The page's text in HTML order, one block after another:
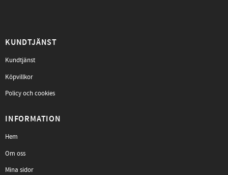
KUNDTJÄNST
Kundtjänst
Köpvillkor
Policy och cookies
INFORMATION
Hem
Om oss
Mina sidor